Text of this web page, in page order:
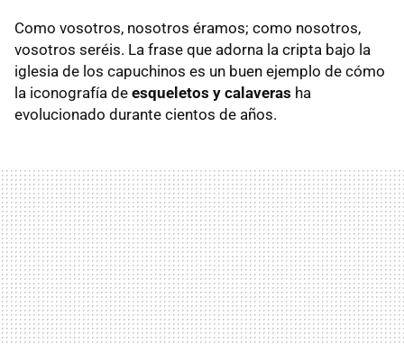
Como vosotros, nosotros éramos; como nosotros,
vosotros seréis. La frase que adorna la cripta bajo la
iglesia de los capuchinos es un buen ejemplo de cómo
la iconografía de esqueletos y calaveras ha
evolucionado durante cientos de años.